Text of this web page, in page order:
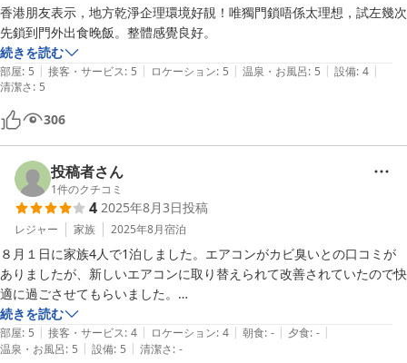
香港朋友表示，地方乾淨企理環境好靚！唯獨門鎖唔係太理想，試左幾次
先鎖到門外出食晚飯。整體感覺良好。
続きを読む
部屋: 5 | 接客・サービス: 5 | ロケーション: 5 | 温泉・お風呂: 5 | 設備: 4 |
清潔さ: 5
306
投稿者さん
1件のクチコミ
4 2025年8月3日投稿
レジャー 家族 2025年8月宿泊
８月１日に家族4人で1泊しました。エアコンがカビ臭いとの口コミが
ありましたが、新しいエアコンに取り替えられて改善されていたので快
適に過ごさせてもらいました。
天気も良く、百名ビーチがとても綺麗に見れました。
プールが水深130センチと少し深めだったので、子供達はとても楽しん
でいました。
続きを読む
部屋: 5 | 接客・サービス: 4 | ロケーション: 4 | 朝食: - | 夕食: - |
温泉・お風呂: 5 | 設備: 5 | 清潔さ: -